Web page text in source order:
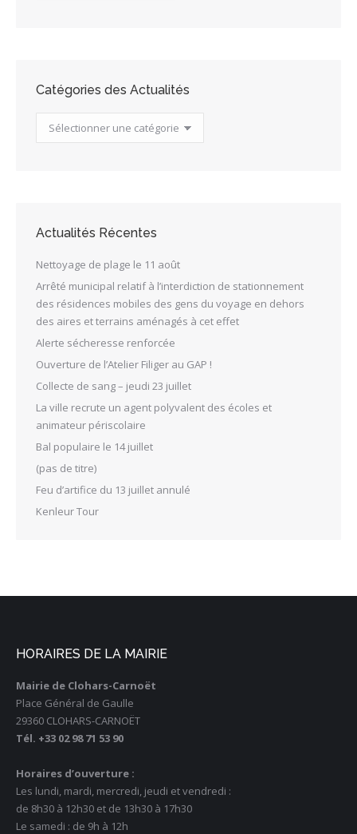
Catégories des Actualités
Catégories
des
Actualités Récentes
Nettoyage de plage le 11 août
Arrêté municipal relatif à l’interdiction de stationnement
des résidences mobiles des gens du voyage en dehors
des aires et terrains aménagés à cet effet
Alerte sécheresse renforcée
Ouverture de l’Atelier Filiger au GAP !
Collecte de sang – jeudi 23 juillet
La ville recrute un agent polyvalent des écoles et
animateur périscolaire
Bal populaire le 14 juillet
(pas de titre)
Feu d’artifice du 13 juillet annulé
Kenleur Tour
HORAIRES DE LA MAIRIE
Mairie de Clohars-Carnoët
Place Général de Gaulle
29360 CLOHARS-CARNOËT
Tél. +33 02 98 71 53 90
Horaires d’ouverture :
Les lundi, mardi, mercredi, jeudi et vendredi :
de 8h30 à 12h30 et de 13h30 à 17h30
Le samedi : de 9h à 12h